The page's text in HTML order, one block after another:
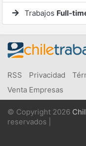
Trabajos Full-
RSS Privacidad
Venta Empresas
© Copyright 2026
reservados |